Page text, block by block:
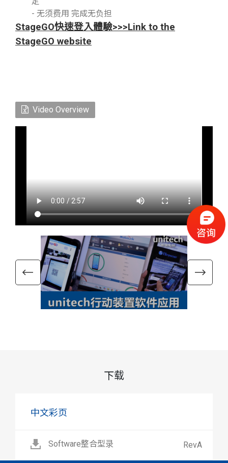
- 无须费用 完成无负担
StageGO快速登入體驗>>>Link to the
StageGO website
Video Overview
下载
中文彩页
Software整合型录 RevA